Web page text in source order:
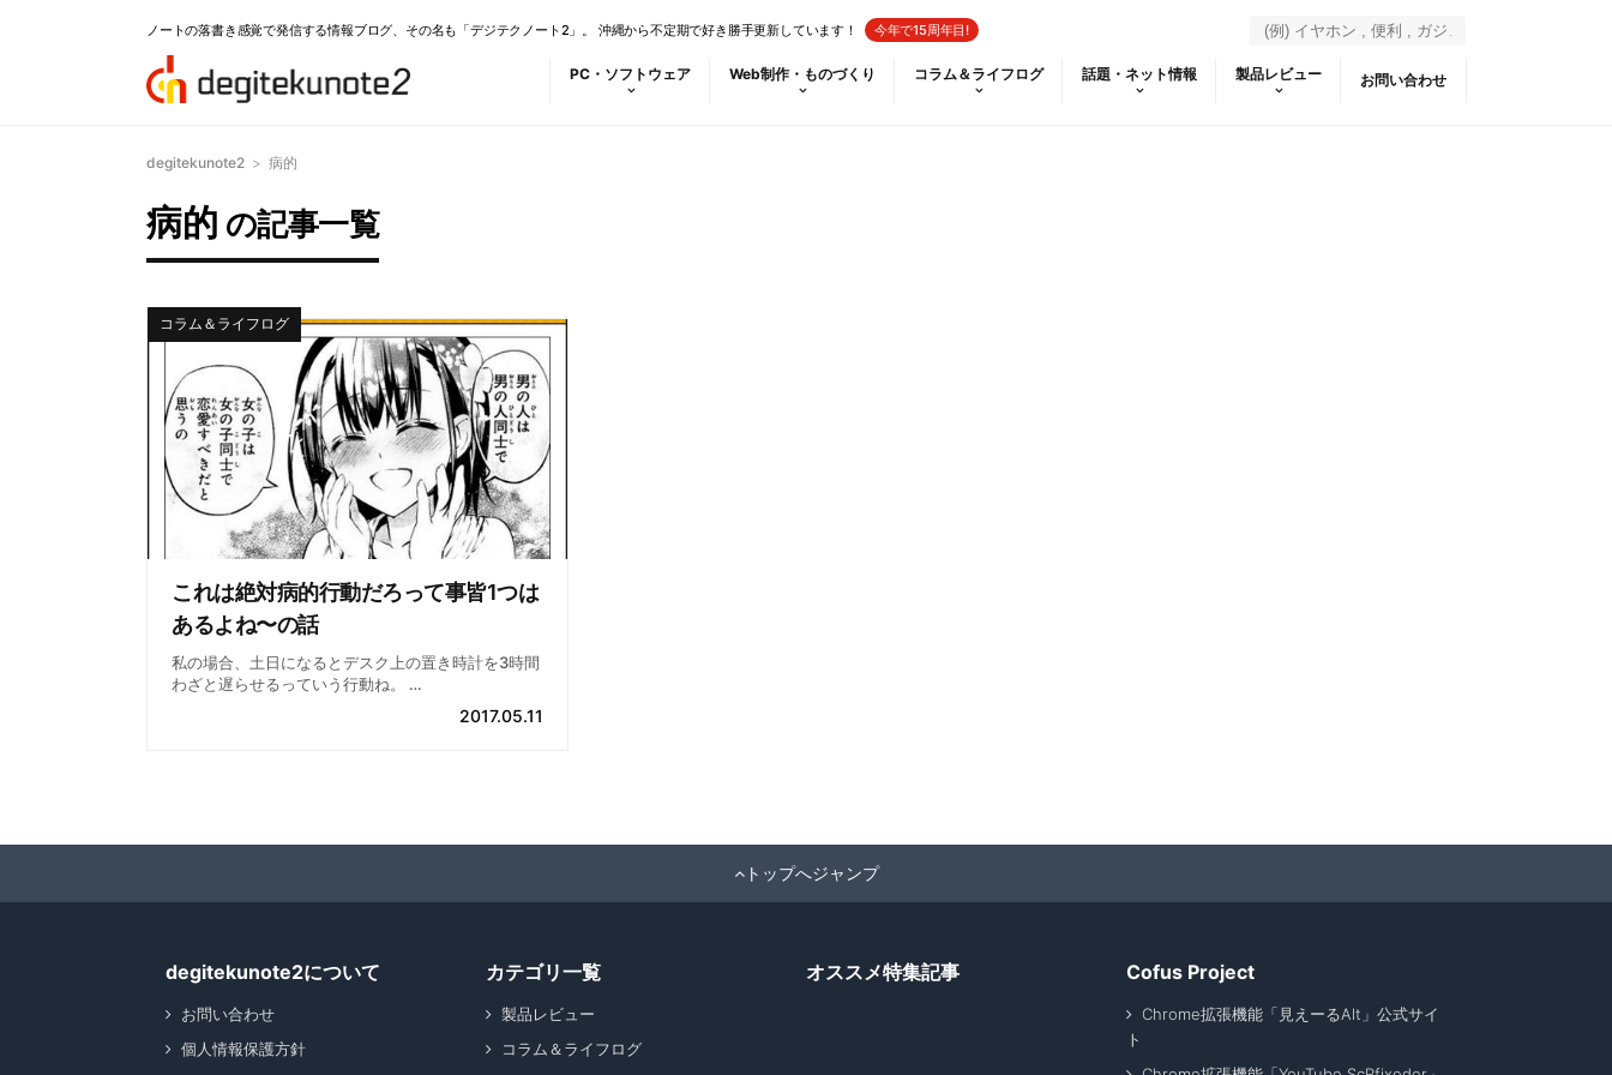
ノートの落書き感覚で発信する情報ブログ、その名も「デジテクノート2」。 沖縄から不定期で好き勝手更新しています！ 今年で15周年目!
PC・ソフトウェア Web制作・ものづくり コラム＆ライフログ 話題・ネット情報 製品レビュー お問い合わせ
degitekunote2 > 病的
病的 の記事一覧
これは絶対病的行動だろって事皆1つは
あるよね〜の話
私の場合、土日になるとデスク上の置き時計を3時間
わざと遅らせるっていう行動ね。 …
コラム＆ライフログ
2017.05.11
トップへジャンプ
degitekunote2について
お問い合わせ
個人情報保護方針
カテゴリ一覧
製品レビュー
コラム＆ライフログ
オススメ特集記事 Cofus Project
Chrome拡張機能「見えーるAlt」公式サイ
ト